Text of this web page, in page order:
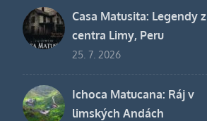
Casa Matusita: Legendy z
centra Limy, Peru
25. 7. 2026
Ichoca Matucana: Ráj v
limských Andách